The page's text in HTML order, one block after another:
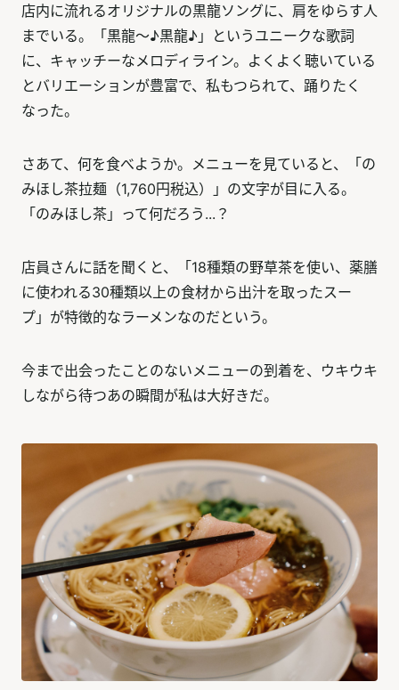
店内に流れるオリジナルの黒龍ソングに、肩をゆらす人
までいる。「黒龍〜♪黒龍♪」というユニークな歌詞
に、キャッチーなメロディライン。よくよく聴いている
とバリエーションが豊富で、私もつられて、踊りたく
なった。
さあて、何を食べようか。メニューを見ていると、「の
みほし茶拉麺（1,760円税込）」の文字が目に入る。
「のみほし茶」って何だろう...？
店員さんに話を聞くと、「18種類の野草茶を使い、薬膳
に使われる30種類以上の食材から出汁を取ったスー
プ」が特徴的なラーメンなのだという。
今まで出会ったことのないメニューの到着を、ウキウキ
しながら待つあの瞬間が私は大好きだ。